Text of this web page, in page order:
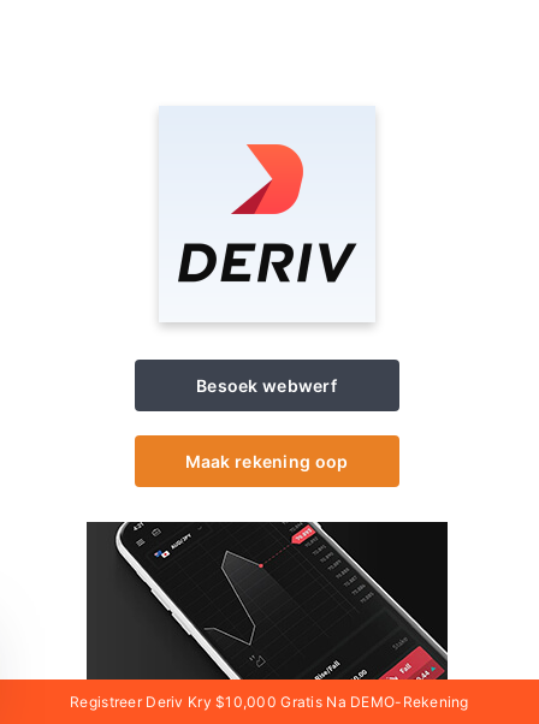
Besoek webwerf
Maak rekening oop
Registreer Deriv Kry $10,000 Gratis Na DEMO-Rekening